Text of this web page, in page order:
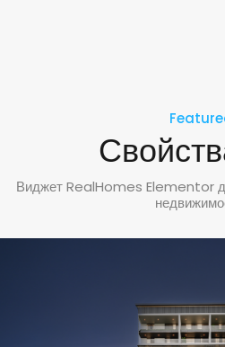
Виджет RealHomes Elementor